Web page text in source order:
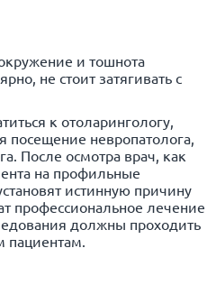
и тошнота
не стоит затягивать с
к отоларингологу,
посещение невропатолога,
После осмотра врач, как
на профильные
истинную причину
профессиональное лечение
должны проходить